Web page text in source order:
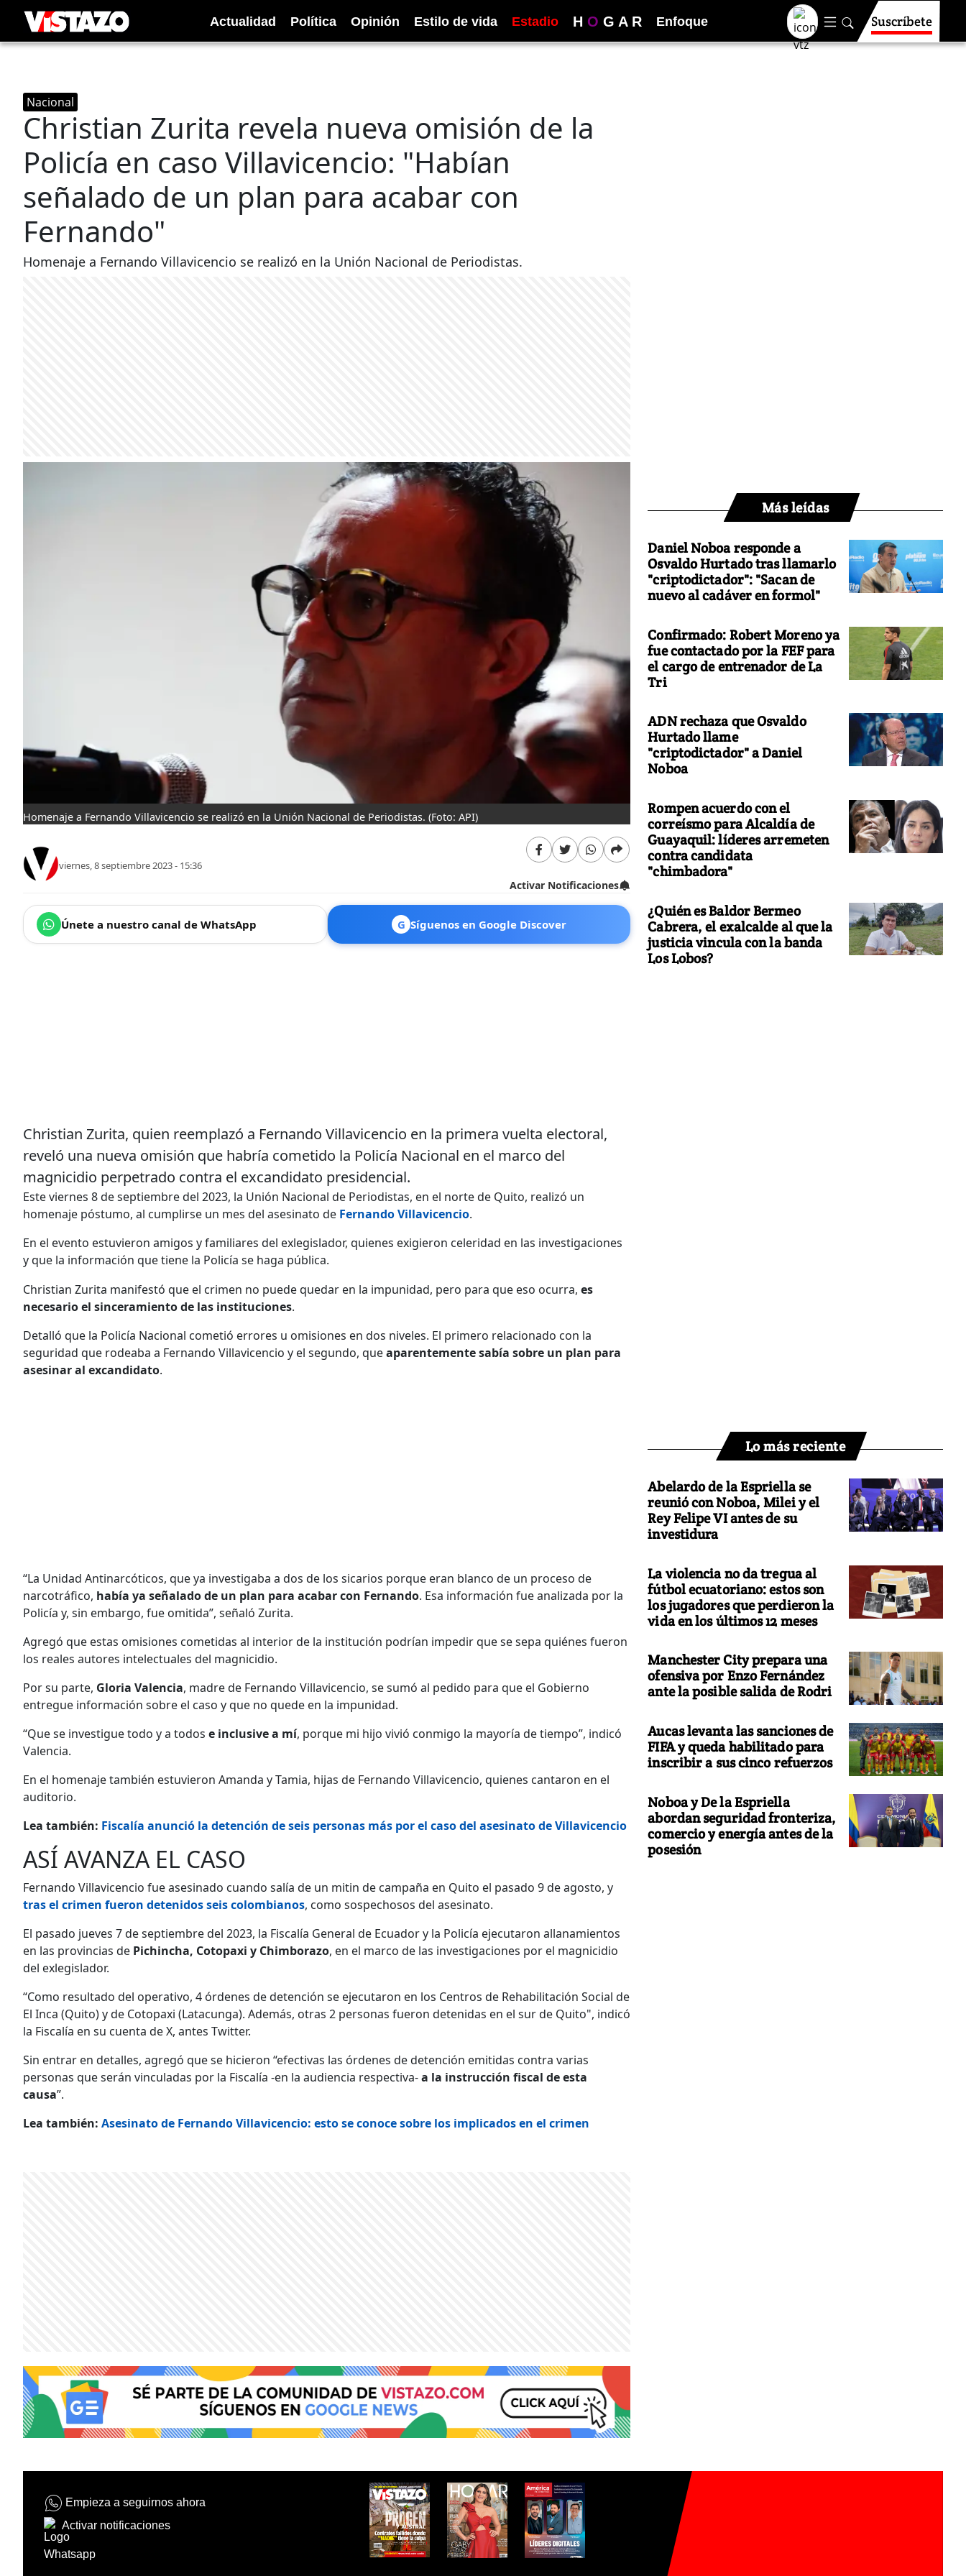
Actualidad Política Opinión Estilo de vida Estadio H O G A R Enfoque Suscríbete
Nacional
Christian Zurita revela nueva omisión de la
Policía en caso Villavicencio: "Habían
señalado de un plan para acabar con
Fernando"
Homenaje a Fernando Villavicencio se realizó en la Unión Nacional de Periodistas.
Homenaje a Fernando Villavicencio se realizó en la Unión Nacional de Periodistas. (Foto: API)
viernes, 8 septiembre 2023 - 15:36
Activar Notificaciones
Únete a nuestro canal de WhatsApp G Síguenos en Google Discover
Christian Zurita, quien reemplazó a Fernando Villavicencio en la primera vuelta electoral,
reveló una nueva omisión que habría cometido la Policía Nacional en el marco del
magnicidio perpetrado contra el excandidato presidencial.
Este viernes 8 de septiembre del 2023, la Unión Nacional de Periodistas, en el norte de Quito, realizó un
homenaje póstumo, al cumplirse un mes del asesinato de Fernando Villavicencio.
En el evento estuvieron amigos y familiares del exlegislador, quienes exigieron celeridad en las investigaciones
y que la información que tiene la Policía se haga pública.
Christian Zurita manifestó que el crimen no puede quedar en la impunidad, pero para que eso ocurra, es
necesario el sinceramiento de las instituciones.
Detalló que la Policía Nacional cometió errores u omisiones en dos niveles. El primero relacionado con la
seguridad que rodeaba a Fernando Villavicencio y el segundo, queaparentemente sabía sobre un plan para
asesinar al excandidato.
“La Unidad Antinarcóticos, que ya investigaba a dos de los sicarios porque eran blanco de un proceso de
narcotráfico, había ya señalado de un plan para acabar con Fernando. Esa información fue analizada por la
Policía y, sin embargo, fue omitida”, señaló Zurita.
Agregó que estas omisiones cometidas al interior de la institución podrían impedir que se sepa quiénes fueron
los reales autores intelectuales del magnicidio.
Por su parte, Gloria Valencia, madre de Fernando Villavicencio, se sumó al pedido para que el Gobierno
entregue información sobre el caso y que no quede en la impunidad.
“Que se investigue todo y a todos e inclusive a mí, porque mi hijo vivió conmigo la mayoría de tiempo”, indicó
Valencia.
En el homenaje también estuvieron Amanda y Tamia, hijas de Fernando Villavicencio, quienes cantaron en el
auditorio.
Lea también: Fiscalía anunció la detención de seis personas más por el caso del asesinato de Villavicencio
ASÍ AVANZA EL CASO
Fernando Villavicencio fue asesinado cuando salía de un mitin de campaña en Quito el pasado 9 de agosto, y
tras el crimen fueron detenidos seis colombianos, como sospechosos del asesinato.
El pasado jueves 7 de septiembre del 2023, la Fiscalía General de Ecuador y la Policía ejecutaron allanamientos
en las provincias de Pichincha, Cotopaxi y Chimborazo, en el marco de las investigaciones por el magnicidio
del exlegislador.
“Como resultado del operativo, 4 órdenes de detención se ejecutaron en los Centros de Rehabilitación Social de
El Inca (Quito) y de Cotopaxi (Latacunga). Además, otras 2 personas fueron detenidas en el sur de Quito", indicó
la Fiscalía en su cuenta de X, antes Twitter.
Sin entrar en detalles, agregó que se hicieron “efectivas las órdenes de detención emitidas contra varias
personas que serán vinculadas por la Fiscalía -en la audiencia respectiva-a la instrucción fiscal de esta
causa”.
Lea también: Asesinato de Fernando Villavicencio: esto se conoce sobre los implicados en el crimen
Más leídas
Daniel Noboa responde a
Osvaldo Hurtado tras llamarlo
"criptodictador": "Sacan de
nuevo al cadáver en formol"
Confirmado: Robert Moreno ya
fue contactado por la FEF para
el cargo de entrenador de La
Tri
ADN rechaza que Osvaldo
Hurtado llame
"criptodictador" a Daniel
Noboa
Rompen acuerdo con el
correísmo para Alcaldía de
Guayaquil: líderes arremeten
contra candidata
"chimbadora"
¿Quién es Baldor Bermeo
Cabrera, el exalcalde al que la
justicia vincula con la banda
Los Lobos?
Lo más reciente
Abelardo de la Espriella se
reunió con Noboa, Milei y el
Rey Felipe VI antes de su
investidura
La violencia no da tregua al
fútbol ecuatoriano: estos son
los jugadores que perdieron la
vida en los últimos 12 meses
Manchester City prepara una
ofensiva por Enzo Fernández
ante la posible salida de Rodri
Aucas levanta las sanciones de
FIFA y queda habilitado para
inscribir a sus cinco refuerzos
Noboa y De la Espriella
abordan seguridad fronteriza,
comercio y energía antes de la
posesión
Empieza a seguirnos ahora
Activar notificaciones